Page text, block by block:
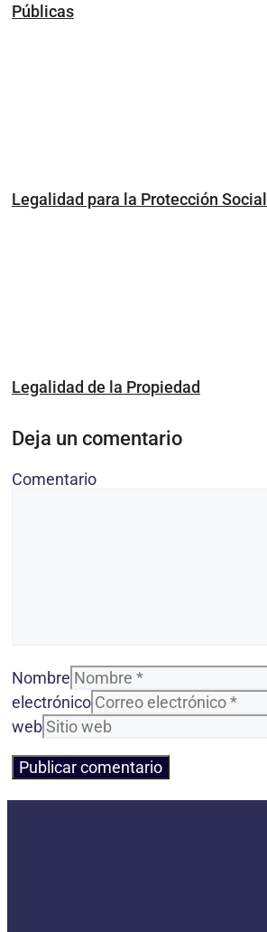
Públicas
Legalidad para la Protección Social
Legalidad de la Propiedad
Deja un comentario
Comentario
Nombre
electrónico
web